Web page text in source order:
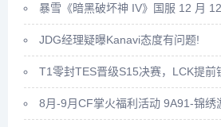
暴雪《暗黑破坏神 IV》国服 12 月
JDG经理疑曝Kanavi态度有问题!
T1零封TES晋级S15决赛，LCK提前
8月-9月CF掌火福利活动 9A91-锦绣